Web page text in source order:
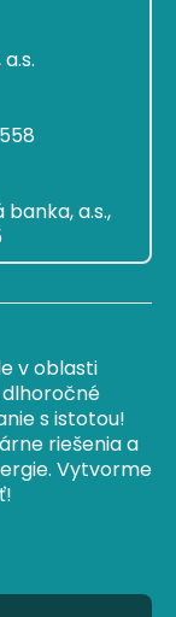
a.s.,
v oblasti
s istotou!
riešenia a
Vytvorme